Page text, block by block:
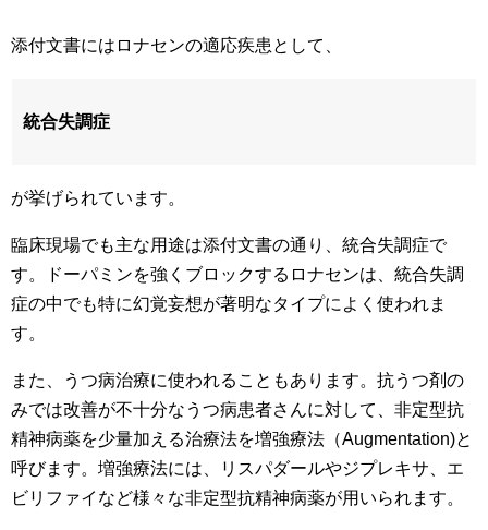
添付文書にはロナセンの適応疾患として、
統合失調症
が挙げられています。
臨床現場でも主な用途は添付文書の通り、統合失調症で
す。ドーパミンを強くブロックするロナセンは、統合失調
症の中でも特に幻覚妄想が著明なタイプによく使われま
す。
また、うつ病治療に使われることもあります。抗うつ剤の
みでは改善が不十分なうつ病患者さんに対して、非定型抗
精神病薬を少量加える治療法を増強療法（Augmentation)と
呼びます。増強療法には、リスパダールやジプレキサ、エ
ビリファイなど様々な非定型抗精神病薬が用いられます。